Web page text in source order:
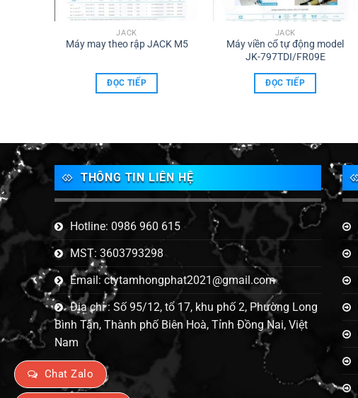
JACK
Máy may theo rập JACK M5
ĐỌC TIẾP
JACK
Máy viền cổ tự động model
JK-797TDI/FR09E
ĐỌC TIẾP
THÔNG TIN LIÊN HỆ
Hotline: 0986 960 615
MST: 3603793298
Email: ctytamhongphat2021@gmail.com
Địa chỉ : Số 95/12, tổ 17, khu phố 2, Phường Long
Bình Tân, Thành phố Biên Hoà, Tỉnh Đồng Nai, Việt
Nam
Chat Zalo